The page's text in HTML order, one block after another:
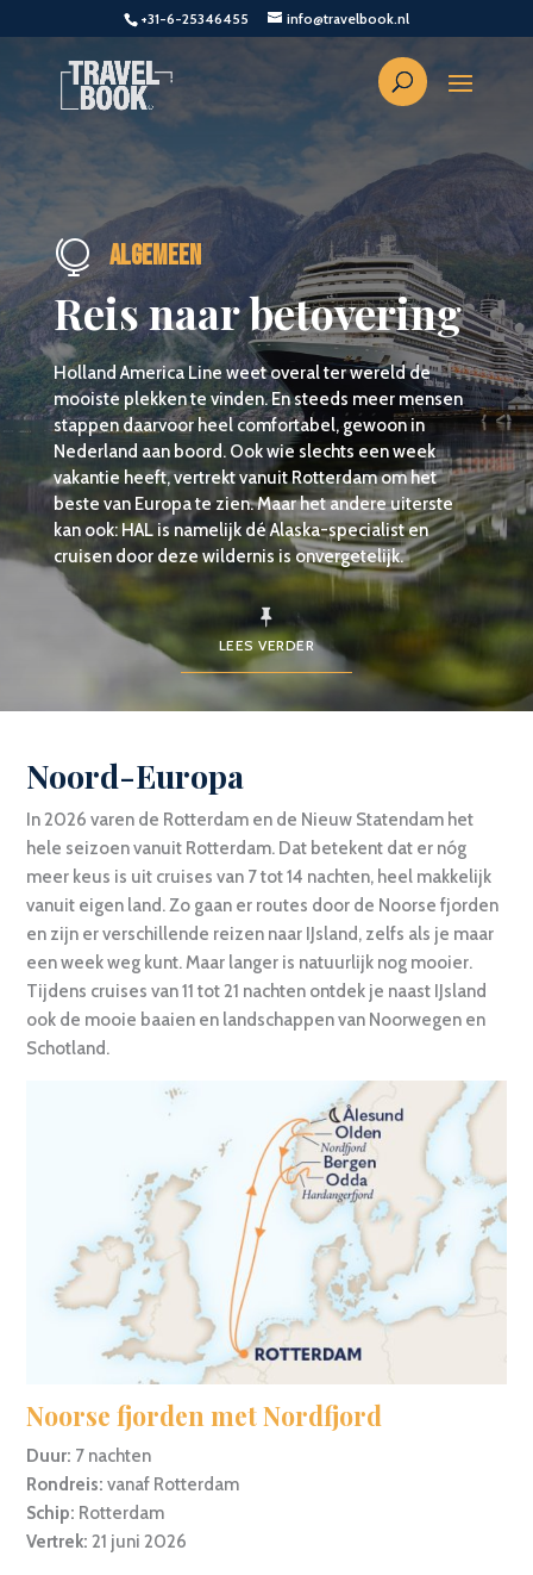
+31-6-25346455 info@travelbook.nl
 Algemeen
Reis naar betovering
Holland America Line weet overal ter wereld de
mooiste plekken te vinden. En steeds meer mensen
stappen daarvoor heel comfortabel, gewoon in
Nederland aan boord. Ook wie slechts een week
vakantie heeft, vertrekt vanuit Rotterdam om het
beste van Europa te zien. Maar het andere uiterste
kan ook: HAL is namelijk dé Alaska-specialist en
cruisen door deze wildernis is onvergetelijk.
LEES VERDER
Noord-Europa
In 2026 varen de Rotterdam en de Nieuw Statendam het
hele seizoen vanuit Rotterdam. Dat betekent dat er nóg
meer keus is uit cruises van 7 tot 14 nachten, heel makkelijk
vanuit eigen land. Zo gaan er routes door de Noorse fjorden
en zijn er verschillende reizen naar IJsland, zelfs als je maar
een week weg kunt. Maar langer is natuurlijk nog mooier.
Tijdens cruises van 11 tot 21 nachten ontdek je naast IJsland
ook de mooie baaien en landschappen van Noorwegen en
Schotland.
Noorse fjorden met Nordfjord
Duur: 7 nachten
Rondreis: vanaf Rotterdam
Schip: Rotterdam
Vertrek: 21 juni 2026